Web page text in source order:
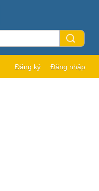
Đăng ký Đăng nhập